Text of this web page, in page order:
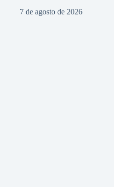
7 de agosto de 2026